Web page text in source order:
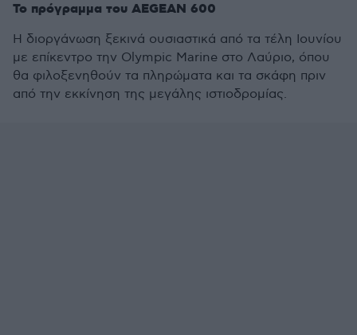
Το πρόγραμμα του AEGEAN 600
Η διοργάνωση ξεκινά ουσιαστικά από τα τέλη Ιουνίου
με επίκεντρο την Olympic Marine στο Λαύριο, όπου
θα φιλοξενηθούν τα πληρώματα και τα σκάφη πριν
από την εκκίνηση της μεγάλης ιστιοδρομίας.